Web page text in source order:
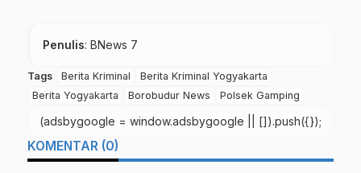
Penulis: BNews 7
Tags Berita Kriminal
Berita Kriminal Yogyakarta
Berita Yogyakarta
Borobudur News Polsek Gamping
(adsbygoogle = window.adsbygoogle || []).push({});
KOMENTAR (0)